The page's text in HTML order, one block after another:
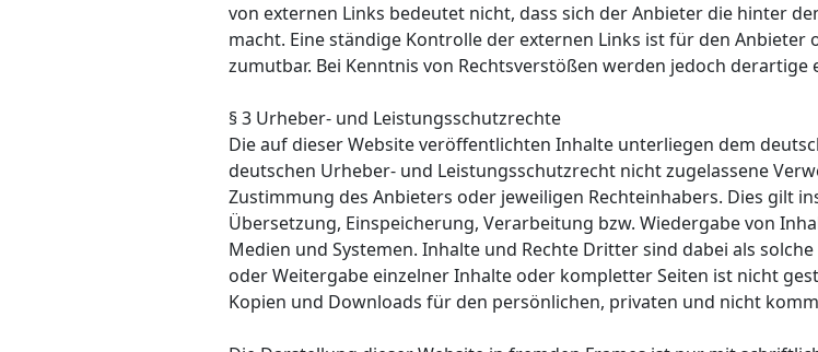
von externen Links bedeutet nicht, dass sich der Anbieter die hinter
macht. Eine ständige Kontrolle der externen Links ist für den
zumutbar. Bei Kenntnis von Rechtsverstößen werden jedoch
§ 3 Urheber- und Leistungsschutzrechte
Die auf dieser Website veröffentlichten Inhalte unterliegen dem
deutschen Urheber- und Leistungsschutzrecht nicht zugelassene
Zustimmung des Anbieters oder jeweiligen Rechteinhabers. Dies gilt
Übersetzung, Einspeicherung, Verarbeitung bzw. Wiedergabe von
Medien und Systemen. Inhalte und Rechte Dritter sind dabei als
oder Weitergabe einzelner Inhalte oder kompletter Seiten ist nicht
Kopien und Downloads für den persönlichen, privaten und nicht